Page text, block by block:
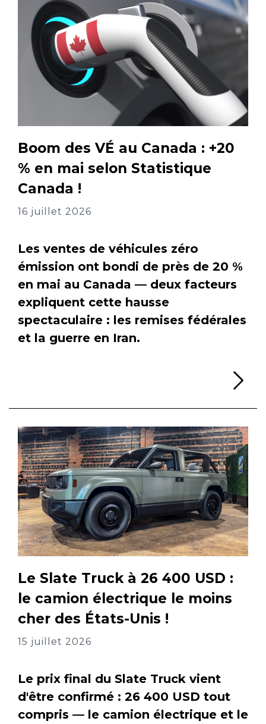
Boom des VÉ au Canada : +20
% en mai selon Statistique
Canada !
16 juillet 2026
Les ventes de véhicules zéro
émission ont bondi de près de 20 %
en mai au Canada — deux facteurs
expliquent cette hausse
spectaculaire : les remises fédérales
et la guerre en Iran.
Le Slate Truck à 26 400 USD :
le camion électrique le moins
cher des États-Unis !
15 juillet 2026
Le prix final du Slate Truck vient
d'être confirmé : 26 400 USD tout
compris — le camion électrique et le